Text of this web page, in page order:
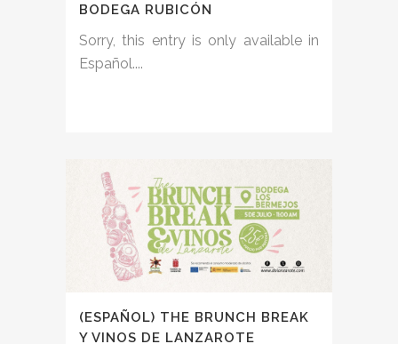
BODEGA RUBICÓN
Sorry, this entry is only available in
Español....
(ESPAÑOL) THE BRUNCH BREAK
Y VINOS DE LANZAROTE